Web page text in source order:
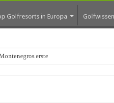
Golfresorts in Europa Golfwissen
erste Golf-Community weiter